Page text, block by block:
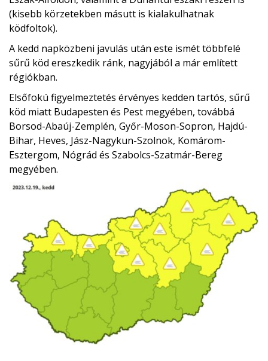
(kisebb körzetekben másutt is kialakulhatnak
ködfoltok).
A kedd napközbeni javulás után este ismét többfelé
sűrű köd ereszkedik ránk, nagyjából a már említett
régiókban.
Elsőfokú figyelmeztetés érvényes kedden tartós, sűrű
köd miatt Budapesten és Pest megyében, továbbá
Borsod-Abaúj-Zemplén, Győr-Moson-Sopron, Hajdú-
Bihar, Heves, Jász-Nagykun-Szolnok, Komárom-
Esztergom, Nógrád és Szabolcs-Szatmár-Bereg
megyében.